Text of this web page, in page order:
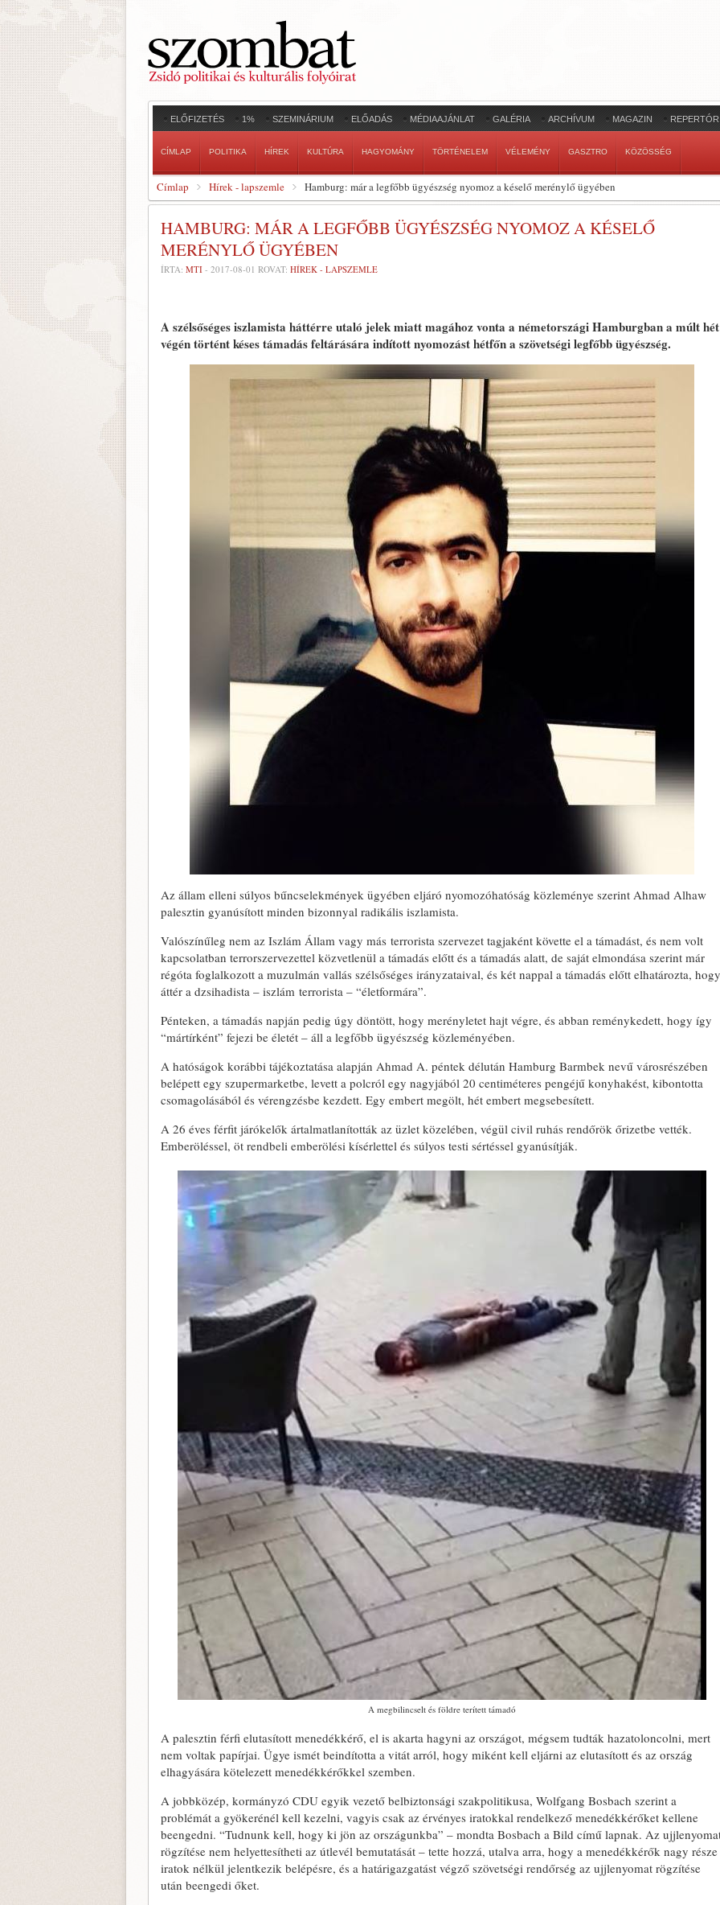
ELŐFIZETÉS 1% SZEMINÁRIUM ELŐADÁS MÉDIAAJÁNLAT GALÉRIA ARCHÍVUM MAGAZIN
CÍMLAP POLITIKA HÍREK KULTÚRA HAGYOMÁNY TÖRTÉNELEM VÉLEMÉNY GASZTRO KÖZÖSSÉG
Címlap Hírek - lapszemle Hamburg: már a legfőbb ügyészség nyomoz a késelő merénylő ügyében
HAMBURG: MÁR A LEGFŐBB ÜGYÉSZSÉG NYOMOZ A KÉSELŐ
MERÉNYLŐ ÜGYÉBEN
ÍRTA: MTI - 2017-08-01 ROVAT: HÍREK - LAPSZEMLE
A szélsőséges iszlamista háttérre utaló jelek miatt magához vonta a németországi Hamburgban a múlt hét
végén történt késes támadás feltárására indított nyomozást hétfőn a szövetségi legfőbb ügyészség.
Az állam elleni súlyos bűncselekmények ügyében eljáró nyomozóhatóság közleménye szerint Ahmad Alhaw
palesztin gyanúsított minden bizonnyal radikális iszlamista.
Valószínűleg nem az Iszlám Állam vagy más terrorista szervezet tagjaként követte el a támadást, és nem volt
kapcsolatban terrorszervezettel közvetlenül a támadás előtt és a támadás alatt, de saját elmondása szerint már
régóta foglalkozott a muzulmán vallás szélsőséges irányzataival, és két nappal a támadás előtt elhatározta, hogy
áttér a dzsihadista – iszlám terrorista – “életformára”.
Pénteken, a támadás napján pedig úgy döntött, hogy merényletet hajt végre, és abban reménykedett, hogy így
“mártírként” fejezi be életét – áll a legfőbb ügyészség közleményében.
A hatóságok korábbi tájékoztatása alapján Ahmad A. péntek délután Hamburg Barmbek nevű városrészében
belépett egy szupermarketbe, levett a polcról egy nagyjából 20 centiméteres pengéjű konyhakést, kibontotta
csomagolásából és vérengzésbe kezdett. Egy embert megölt, hét embert megsebesített.
A 26 éves férfit járókelők ártalmatlanították az üzlet közelében, végül civil ruhás rendőrök őrizetbe vették.
Emberöléssel, öt rendbeli emberölési kísérlettel és súlyos testi sértéssel gyanúsítják.
A megbilincselt és földre terített támadó
A palesztin férfi elutasított menedékkérő, el is akarta hagyni az országot, mégsem tudták hazatoloncolni, mert
nem voltak papírjai. Ügye ismét beindította a vitát arról, hogy miként kell eljárni az elutasított és az ország
elhagyására kötelezett menedékkérőkkel szemben.
A jobbközép, kormányzó CDU egyik vezető belbiztonsági szakpolitikusa, Wolfgang Bosbach szerint a
problémát a gyökerénél kell kezelni, vagyis csak az érvényes iratokkal rendelkező menedékkérőket kellene
beengedni. “Tudnunk kell, hogy ki jön az országunkba” – mondta Bosbach a Bild című lapnak. Az
rögzítése nem helyettesítheti az útlevél bemutatását – tette hozzá, utalva arra, hogy a menedékkérők nagy része
iratok nélkül jelentkezik belépésre, és a határigazgatást végző szövetségi rendőrség az ujjlenyomat rögzítése
után beengedi őket.